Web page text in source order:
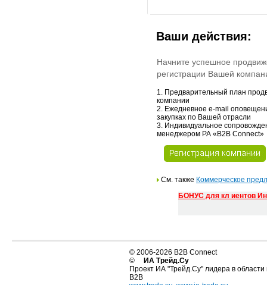
Ваши действия:
Начните успешное
регистрации Вашей
1. Предварительный план
компании
2. Ежедневное e-mail
закупках по Вашей отрасли
3. Индивидуальное
менеджером РА «В2В Connect»
См. также Коммерческое
БОНУС для кл иентов
© 2006-2026 B2B Connect
©
ИА Трейд.Су
Проект ИА "Трейд.Су" лидера в
B2B